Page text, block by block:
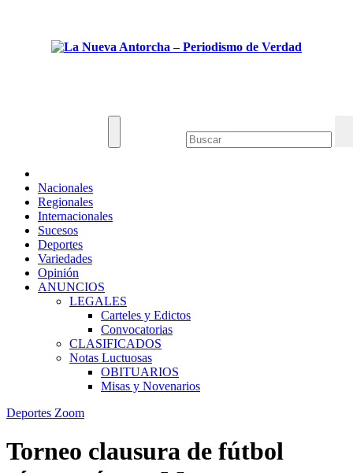
contenido
Nacionales
Regionales
Internacionales
Sucesos
Deportes
Variedades
Opinión
ANUNCIOS
LEGALES
Carteles y Edictos
Convocatorias
CLASIFICADOS
Notas Luctuosas
OBITUARIOS
Misas y Novenarios
Deportes Zoom
Torneo clausura de fútbol